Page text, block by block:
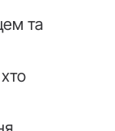
та